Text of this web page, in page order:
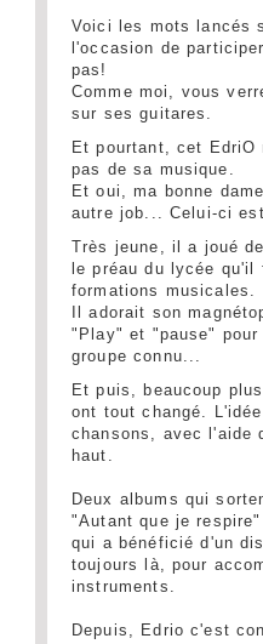
Voici les mots lancés
l'occasion de
pas!
Comme moi, vous
sur ses guitares.
Et pourtant, cet
pas de sa musique.
Et oui, ma bonne
autre job... Celui-ci
Très jeune, il a joué
le préau du lycée
formations musicales.
Il adorait son
"Play" et "pause"
groupe connu...
Et puis, beaucoup
ont tout changé.
chansons, avec l'aide
haut.
Deux albums qui
"Autant que je
qui a bénéficié d'un
toujours là, pour
instruments.
Depuis, Edrio c'est